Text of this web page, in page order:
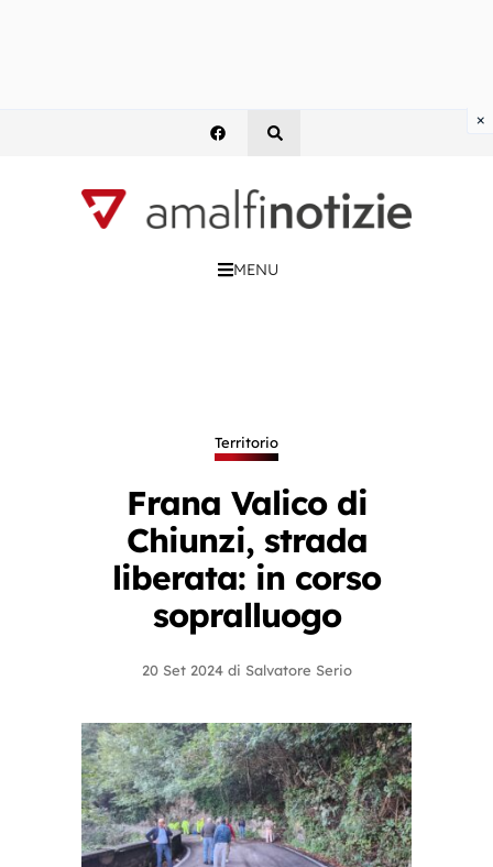
MENU
Territorio
Frana Valico di
Chiunzi, strada
liberata: in corso
sopralluogo
20 Set 2024 di Salvatore Serio
×